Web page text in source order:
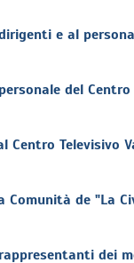
e al
del
Centro Televisivo
Comunità de "La
dei